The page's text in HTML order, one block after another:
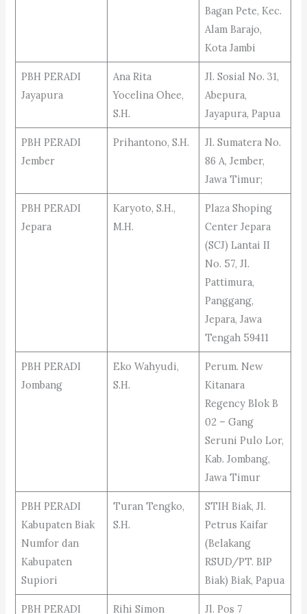
Bagan Pete, Kec.
Alam Barajo,
Kota Jambi
PBH PERADI
Jayapura
Ana Rita
Yocelina Ohee,
S.H.
Jl. Sosial No. 31,
Abepura,
Jayapura, Papua
PBH PERADI
Jember
Prihantono, S.H.
Jl. Sumatera No.
86 A, Jember,
Jawa Timur;
PBH PERADI
Jepara
Karyoto, S.H.,
M.H.
Plaza Shoping
Center Jepara
(SCJ) Lantai II
No. 57, Jl.
Pattimura,
Panggang,
Jepara, Jawa
Tengah 59411
PBH PERADI
Jombang
Eko Wahyudi,
S.H.
Perum. New
Kitanara
Regency Blok B
02 – Gang
Seruni Pulo Lor,
Kab. Jombang,
Jawa Timur
PBH PERADI
Kabupaten Biak
Numfor dan
Kabupaten
Supiori
Turan Tengko,
S.H.
STIH Biak, Jl.
Petrus Kaifar
(Belakang
RSUD/PT. BIP
Biak) Biak, Papua
PBH PERADI Rihi Simon Jl. Pos 7